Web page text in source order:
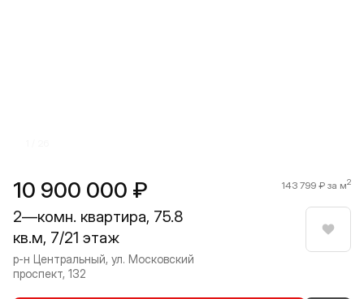
10 900 000 ₽ 143 799 ₽ за м2
2—комн. квартира, 75.8
кв.м, 7/21 этаж
р-н Центральный, ул. Московский
проспект, 132